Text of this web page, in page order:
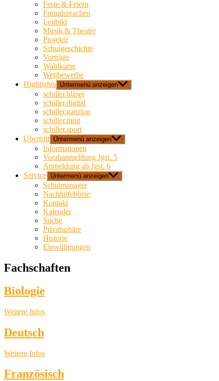
Feste & Feiern
Fremdsprachen
Leitbild
Musik & Theater
Projekte
Schulgeschichte
Vorträge
Wahlkurse
Wettbewerbe
Highlights Untermenü anzeigen
schiller.bläser
schiller.digital
schiller.ganztag
schiller.mint
schiller.sport
Übertritt Untermenü anzeigen
Informationen
Vorabanmeldung Jgst. 5
Anmeldung ab Jgst. 6
Service Untermenü anzeigen
Schulmanager
Nachhilfebörse
Kontakt
Kalender
Suche
Privatsphäre
Historie
Einwilligungen
Fachschaften
Biologie
Weitere Infos
Deutsch
Weitere Infos
Französisch